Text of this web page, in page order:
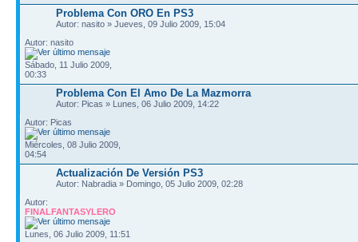
Problema Con ORO En PS3
Autor: nasito » Jueves, 09 Julio 2009, 15:04
Autor: nasito
Sábado, 11 Julio 2009,
00:33
Problema Con El Amo De La Mazmorra
Autor: Picas » Lunes, 06 Julio 2009, 14:22
Autor: Picas
Miércoles, 08 Julio 2009,
04:54
Actualización De Versión PS3
Autor: Nabradia » Domingo, 05 Julio 2009, 02:28
Autor:
FINALFANTASYLERO
Lunes, 06 Julio 2009, 11:51